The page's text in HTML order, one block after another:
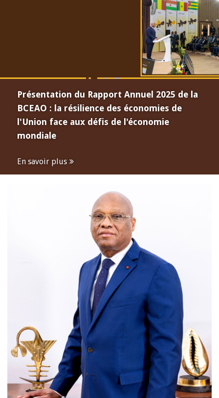
Présentation du Rapport Annuel 2025 de la
BCEAO : la résilience des économies de
l'Union face aux défis de l'économie
mondiale
En savoir plus